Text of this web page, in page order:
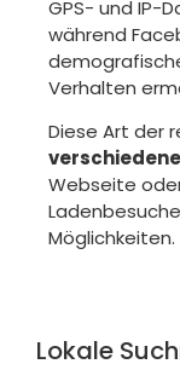
GPS- und IP-
während
Verhalten
Diese Art der
Webseite
Möglichkeiten.
Lokale